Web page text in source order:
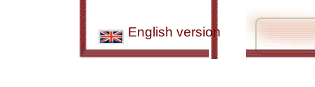
English version